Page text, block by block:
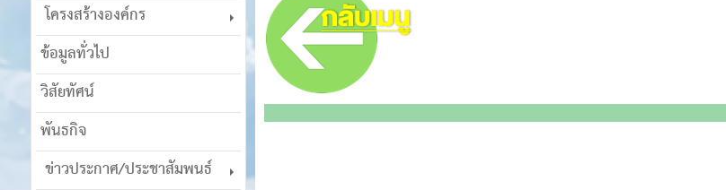
โครงสร้างองค์กร
ข้อมูลทั่วไป
วิสัยทัศน์
พันธกิจ
ข่าวประกาศ/ประชาสัมพนธ์